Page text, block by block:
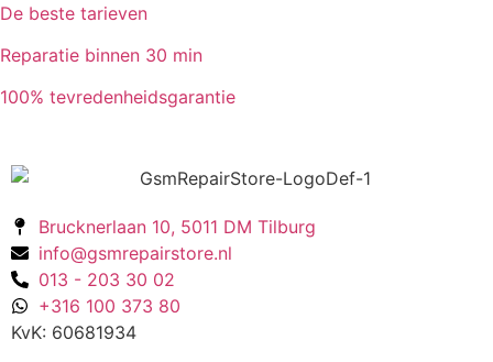
De beste tarieven
Reparatie binnen 30 min
100% tevredenheidsgarantie
Brucknerlaan 10, 5011 DM Tilburg
info@gsmrepairstore.nl
013 - 203 30 02
+316 100 373 80
KvK: 60681934